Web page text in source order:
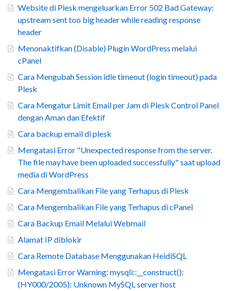
Website di Plesk mengeluarkan Error 502 Bad Gateway:
upstream sent too big header while reading response
header
Menonaktifkan (Disable) Plugin WordPress melalui
cPanel
Cara Mengubah Session idle timeout (login timeout) pada
Plesk
Cara Mengatur Limit Email per Jam di Plesk Control Panel
dengan Aman dan Efektif
Cara backup email di plesk
Mengatasi Error "Unexpected response from the server.
The file may have been uploaded successfully" saat upload
media di WordPress
Cara Mengembalikan File yang Terhapus di Plesk
Cara Mengembalikan File yang Terhapus di cPanel
Cara Backup Email Melalui Webmail
Alamat IP diblokir
Cara Remote Database Menggunakan HeidiSQL
Mengatasi Error Warning: mysqli::__construct():
(HY000/2005): Unknown MySQL server host